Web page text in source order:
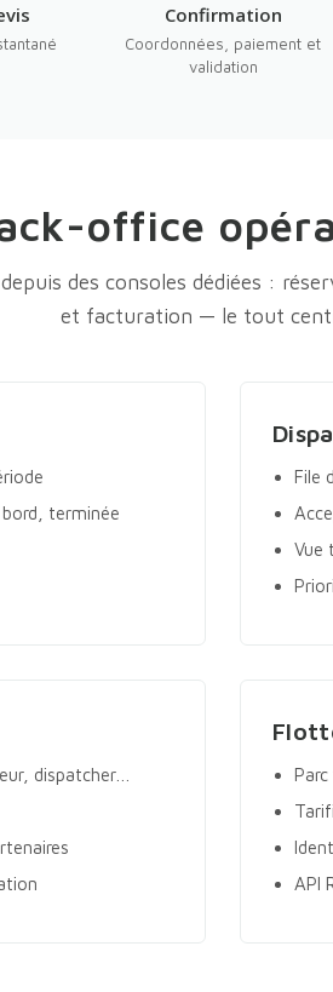
Confirmation
Coordonnées, paiement et
validation
office
des consoles dédiées :
et facturation — le tout
terminée
File
Vue
dispatcher…
API